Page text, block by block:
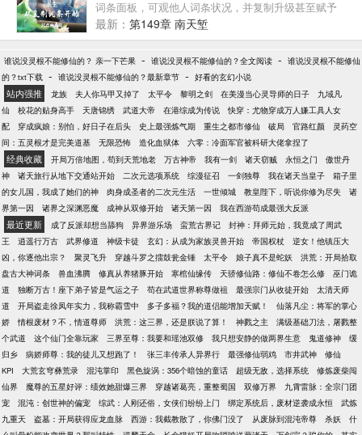
词条面板，可观他人词条状况，并复制升级甚至赋予
他人词条。 一根凡骨（白）→体格强壮（青）→筋骨
不凡（蓝）→武道妖孽（红） 福缘不浅（青）→多福
多寿（蓝）→奇迹之子（红）→天道垂青（金） 随着
词条的不断累加。 无数人求而不得的长生，在韩枫这
里已经烂大街了。 私服版简介： 读者们谁懂啊？ 这
词条面板抽风了，经常给我复制一些奇奇怪怪的词
条，什么翻墙高手、妇女之友、画圈圈诅咒、一摸就
升天、瞪眼就腿软等根本不是我复制的。 没办法，我
可是正经人，全赐予我的教徒吧，毕竟养成也是需要
下本钱。 可恶，我赐予她们词条，她们怎么越来越不
对劲？
最新： 第149章 南天堑
谁说没灵根不能修仙的？ 亲一下芒果 - 谁说没灵根不能修仙的？全文阅读 - 谁说没灵根不能修仙
的？txt下载 - 谁说没灵根不能修仙的？最新章节 - 好看的玄幻小说
站内强推 龙族 夫人你马甲又掉了 太平令 黎明之剑 在美漫当心灵导师的日子
九域凡
仙
校花的贴身高手 天唐锦绣 武道大帝 在港综成为传说
快穿：尤物穿成万人嫌工具人女
配
穿成疯娘：别怕，好日子在后头 史上最强炼气期 重生之都市修仙 破局 官路红颜
灵药空
间：五灵根才是完美道基
无限恐怖 造化血狱体 六零：冷面军官被科研大佬拿捏了
经典收藏 开局万倍地图，苟到天荒地老 万古神帝 我有一剑 诸天窃贼 永恒之门
傲世丹
神
诸天旅行从地下交通站开始 二次元选项系统 综漫征召 一剑独尊 我在诸天当皇子
箱子里
的女儿国，我成了她们的神
肉身成圣者的二次元生活 一世倾城 教皇陛下，听说你修为尽失
诸
界第一因
诸界之深渊恶魔 成神从双修开始 诸天第一因 我在西游苟成最强大反派
最近更新 成了反派却想当舔狗 异界游乐场 蛮荒古界记
封神：拜师元始，我竟成了周武
王
逍遥行万古 武界修道 神级卡徒 玄幻：从成为家族灵兽开始 帝国权杖
逆女！他镇压大
凶，你逐他出宗？
聚灵飞升 穿越斗罗之擂鼓瓮金锤 太平令 娘子真不是蛇妖
洪荒：开局拾取
盘古大神词条
兽血沸腾 修真从养猪豚开始 寒棺仙缘传 天骄修仙路：修仙不卷怎么修
巫门诡
道
独断万古！座下弟子皆是气运之子 苟在武道世界称尊做祖 最强宗门从收徒开始
太清天师
道
开局盗走徐凤年实力，我称霸雪中 多子多福？我的道侣能增加天赋！
仙落凡尘：将军的掌心
娇
情根废材？不，情道尊师 洪荒：这三界，还是朕说了算！ 神戮之主
满级基础刀法，屠戮整
个武道
这个仙门全靠玩家 三界至尊：我要和瑶池双修 我只想安静的做两界生意 鬼道修神
缓
归乡
病娇师尊：我的徒儿又想跑了！ 张三丰传承人异界行 最强修仙弱鸡 市井武神
修仙
KPI
大荒玄穹彝荒录 混沌掌印 黑色旋涡：356个暗蚀的童话 超级无敌，选择系统
修炼废柴闯
仙界
魔尊的五星好评：绩效她甜爆三界 穿越诸葛亮，重整蜀国 双修万界
九霄雷脉：全宗门团
宠
混沌：创世神的偏宠 综武：人刚还俗，女侠们纷纷上门 绑定系统后，废材逆袭成永恒
武炼
九重天
盗墓：开局获得应龙血脉 西游：我截教散了，你佛门没了 从废脉到混沌帝尊 杀妖
什